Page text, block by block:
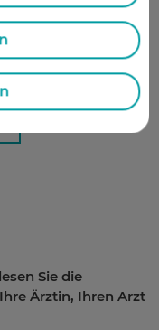
Sie die
Ärztin, Ihren Arzt